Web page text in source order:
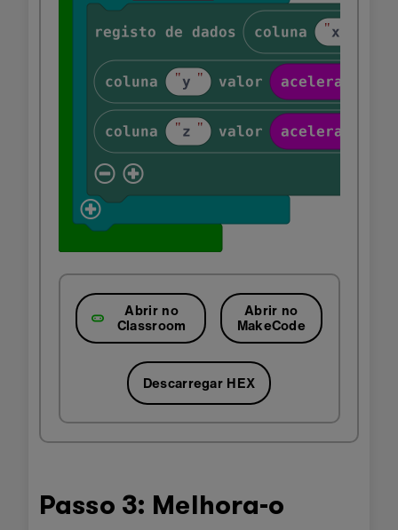
Abrir no
Classroom
Abrir no
MakeCode
Descarregar HEX
Passo 3: Melhora-o